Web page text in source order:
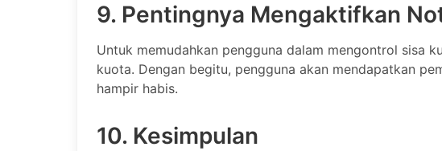
9. Pentingnya Mengaktifkan
Untuk memudahkan pengguna dalam mengontrol sisa
kuota. Dengan begitu, pengguna akan mendapatkan
hampir habis.
10. Kesimpulan